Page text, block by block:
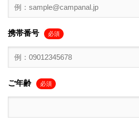
携帯番号 必須
ご年齢 必須